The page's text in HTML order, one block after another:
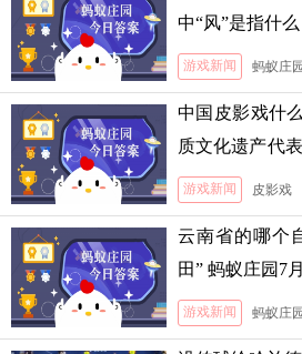
中“风”是指什
游戏新闻 蚂蚁庄园
中国皮影戏什
质文化遗产代
3日答案
游戏新闻 皮影戏
云南省的哪个
田” 蚂蚁庄园7
游戏新闻 蚂蚁庄园